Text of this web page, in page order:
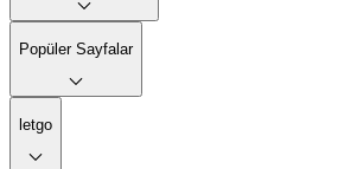
Popüler Sayfalar
letgo